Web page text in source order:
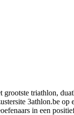
triathlon,
3athlon.be
in een